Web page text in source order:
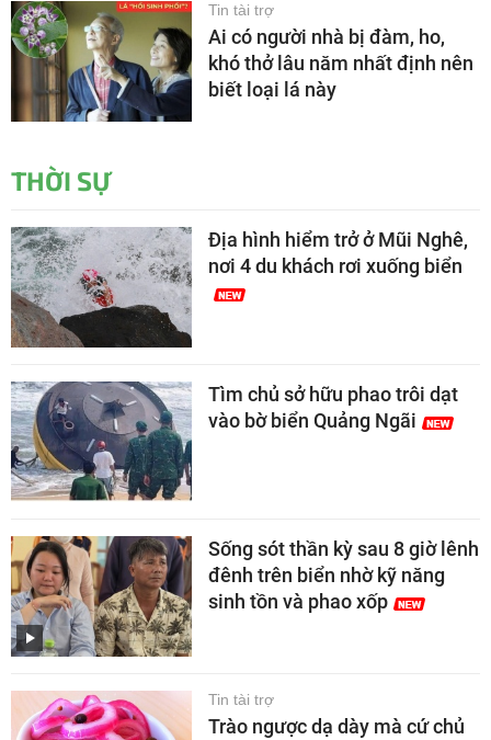
Tin tài trợ
Ai có người nhà bị đàm, ho,
khó thở lâu năm nhất định nên
biết loại lá này
THỜI SỰ
Địa hình hiểm trở ở Mũi Nghê,
nơi 4 du khách rơi xuống biển
Tìm chủ sở hữu phao trôi dạt
vào bờ biển Quảng Ngãi
Sống sót thần kỳ sau 8 giờ lênh
đênh trên biển nhờ kỹ năng
sinh tồn và phao xốp
Tin tài trợ
Trào ngược dạ dày mà cứ chủ